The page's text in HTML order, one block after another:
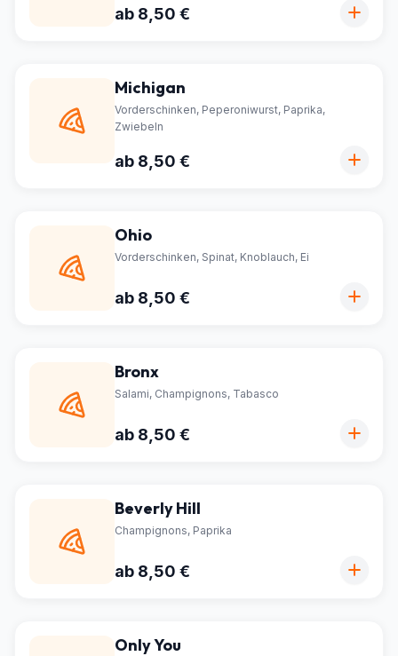
ab 8,50 €
Michigan
Vorderschinken, Peperoniwurst, Paprika,
Zwiebeln
ab 8,50 €
Ohio
Vorderschinken, Spinat, Knoblauch, Ei
ab 8,50 €
Bronx
Salami, Champignons, Tabasco
ab 8,50 €
Beverly Hill
Champignons, Paprika
ab 8,50 €
Only You